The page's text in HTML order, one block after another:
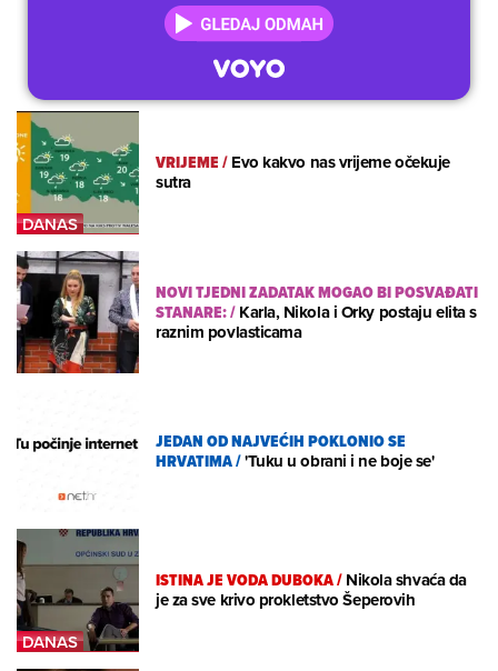
VRIJEME/Evo kakvo nas vrijeme očekuje
sutra
NOVI TJEDNI ZADATAK MOGAO BI POSVAĐATI
STANARE:/Karla, Nikola i Orky postaju elita s
raznim povlasticama
JEDAN OD NAJVEĆIH POKLONIO SE
HRVATIMA/'Tuku u obrani i ne boje se'
ISTINA JE VODA DUBOKA/Nikola shvaća da
je za sve krivo prokletstvo Šeperovih